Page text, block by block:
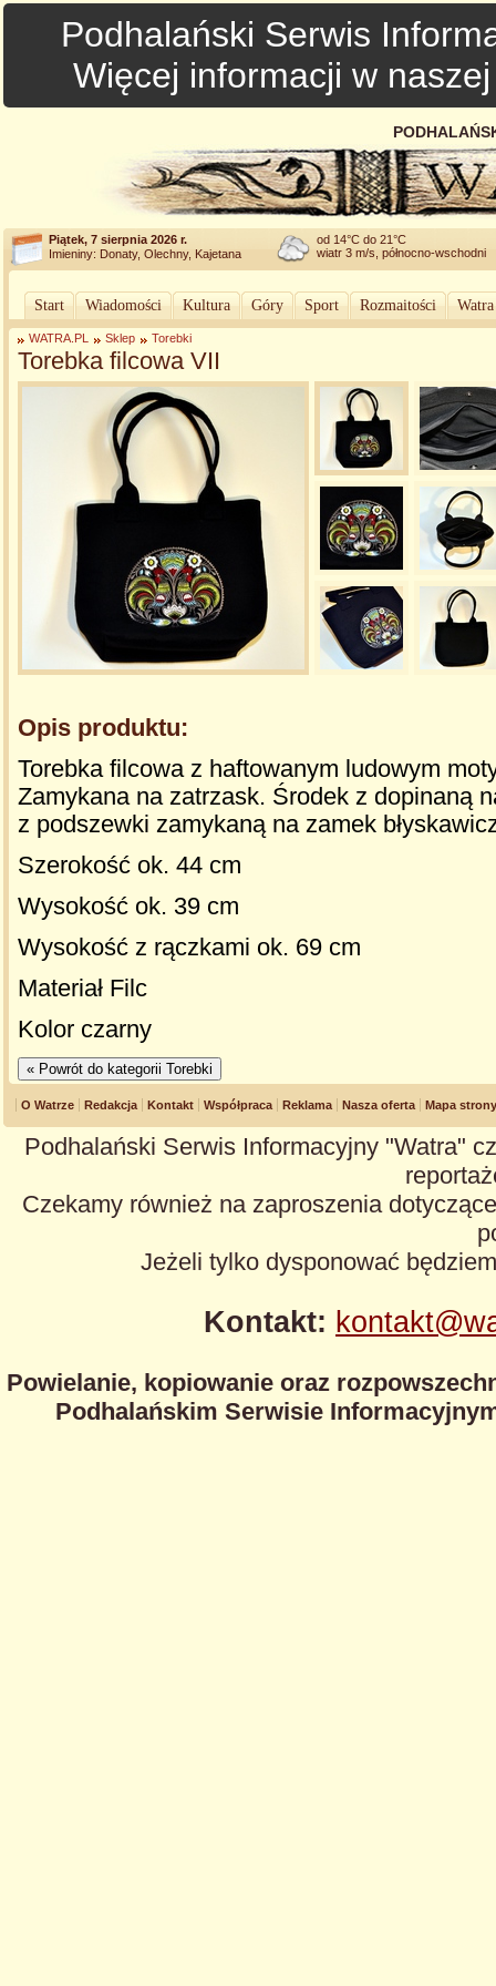
Podhalański Serwis
Więcej informacji w
Piątek, 7 sierpnia 2026 r.
Imieniny: Donaty, Olechny, Kajetana
od 14°C do 21°C
wiatr 3 m/s, północno-wschodni
Start Wiadomości Kultura Góry Sport Rozmaitości
WATRA.PL Sklep Torebki
Torebka filcowa VII
Opis produktu:
Torebka filcowa z haftowanym ludowym
Zamykana na zatrzask. Środek z dopinaną
z podszewki zamykaną na zamek
Szerokość ok. 44 cm
Wysokość ok. 39 cm
Wysokość z rączkami ok. 69 cm
Materiał Filc
Kolor czarny
O Watrze Redakcja Kontakt Współpraca Reklama Nasza oferta Mapa strony
Podhalański Serwis Informacyjny "Watra"
Czekamy również na zaproszenia
Jeżeli tylko dysponować
Kontakt:
Powielanie, kopiowanie oraz
Podhalańskim Serwisie